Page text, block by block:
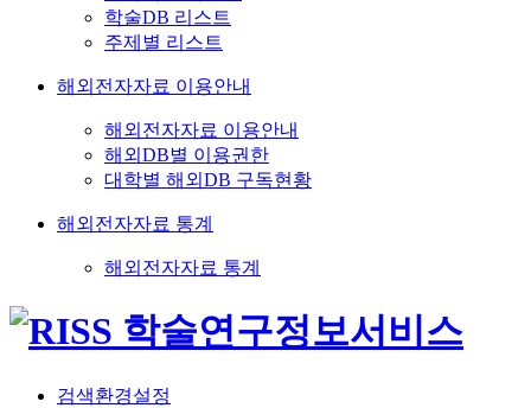
학술DB 리스트
주제별 리스트
해외전자자료 이용안내
해외전자자료 이용안내
해외DB별 이용권한
대학별 해외DB 구독현황
해외전자자료 통계
해외전자자료 통계
검색환경설정